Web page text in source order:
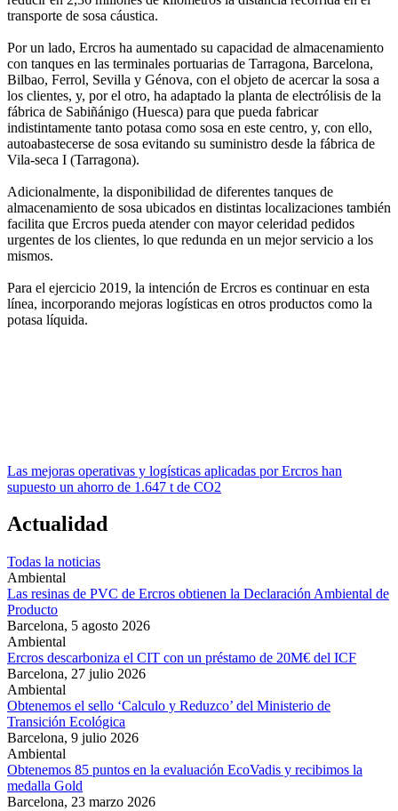
transporte de sosa cáustica.
Por un lado, Ercros ha aumentado su capacidad de almacenamiento
con tanques en las terminales portuarias de Tarragona, Barcelona,
Bilbao, Ferrol, Sevilla y Génova, con el objeto de acercar la sosa a
los clientes, y, por el otro, ha adaptado la planta de electrólisis de la
fábrica de Sabiñánigo (Huesca) para que pueda fabricar
indistintamente tanto potasa como sosa en este centro, y, con ello,
autoabastecerse de sosa evitando su suministro desde la fábrica de
Vila-seca I (Tarragona).
Adicionalmente, la disponibilidad de diferentes tanques de
almacenamiento de sosa ubicados en distintas localizaciones también
facilita que Ercros pueda atender con mayor celeridad pedidos
urgentes de los clientes, lo que redunda en un mejor servicio a los
mismos.
Para el ejercicio 2019, la intención de Ercros es continuar en esta
línea, incorporando mejoras logísticas en otros productos como la
potasa líquida.
Las mejoras operativas y logísticas aplicadas por Ercros han
supuesto un ahorro de 1.647 t de CO2
Actualidad
Todas la noticias
Ambiental
Las resinas de PVC de Ercros obtienen la Declaración Ambiental de
Producto
Barcelona, 5 agosto 2026
Ambiental
Ercros descarboniza el CIT con un préstamo de 20M€ del ICF
Barcelona, 27 julio 2026
Ambiental
Obtenemos el sello ‘Calculo y Reduzco’ del Ministerio de
Transición Ecológica
Barcelona, 9 julio 2026
Ambiental
Obtenemos 85 puntos en la evaluación EcoVadis y recibimos la
medalla Gold
Barcelona, 23 marzo 2026